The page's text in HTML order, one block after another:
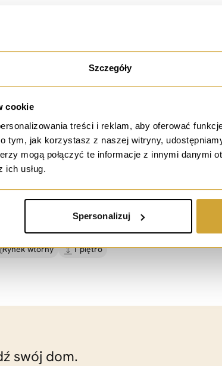
Szczegóły
cookie
treści i reklam, aby oferować
tym, jak korzystasz z naszej witryny,
mogą połączyć te informacje z innymi danymi
ich usług.
Spersonalizuj
2 pokoje= Rozbrat= Park Tołpy =
490 PLN
10 241,93 PLN / m² 58.24 m²
2 pokoje
Rynek wtórny
1 piętro
swój dom.